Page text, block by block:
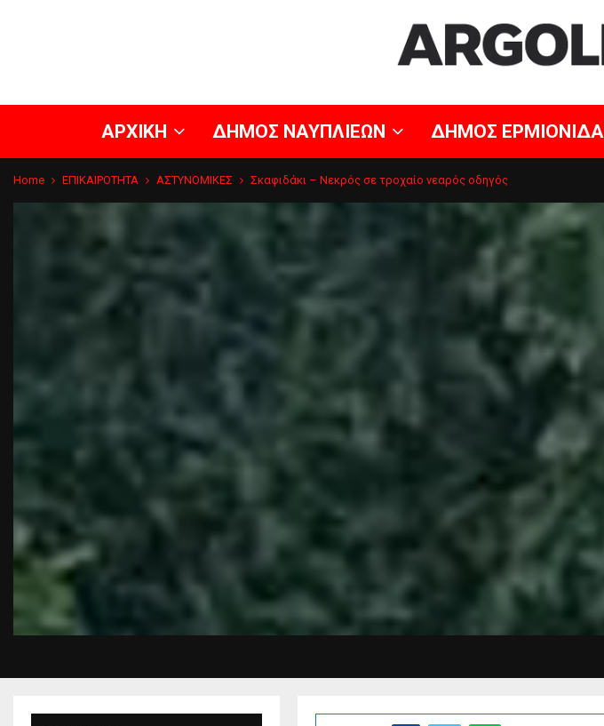
ΑΡΧΙΚΗ ΔΗΜΟΣ ΝΑΥΠΛΙΕΩΝ ΔΗΜΟΣ
Home ΕΠΙΚΑΙΡΟΤΗΤΑ ΑΣΤΥΝΟΜΙΚΕΣ Σκαφιδάκι – Νεκρός σε τροχαίο νεαρός οδηγός